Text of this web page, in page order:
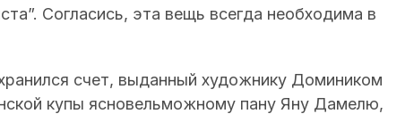
Согласись, эта вещь всегда необходима в
счет, выданный художнику Домиником
купы ясновельможному пану Яну Дамелю,